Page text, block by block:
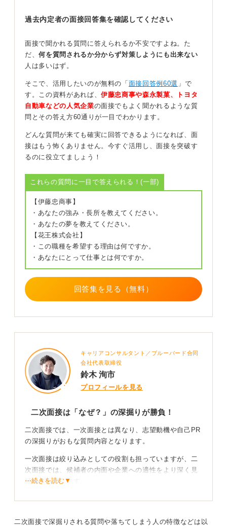
ョンまで整理しておこう
また二次面接より後、本採用が近くなればなるほどに、
が聞かれるようになるでしょう。
漠然としたものではなく、具体的な形で答えられるよう
にしてください。
場合によっては、実際のトラブルなどを例に挙げ、「あ
なたはこのようなトラブルが客先で起きてしまった際、
どのように対応するのが良いと思いますか？」など、実
就活をするのであれば当然かも知れませんが、希望する
企業に入社した後について、可能な限り明確に具体的に
イメージをしておくことが重要です。
0
過去内定者の面接回答集を確認してください
面接で聞かれる質問に答えられるか不安ですよね。た
だ、何を質問されるか分からず対策しようにも出来ない
人は多いはず。
そこで、活用したいのが無料の「 面接回答例60選 」で
す。この資料があれば、伊藤忠商事や森永製菓、トヨタ
自動車などの人気企業の面接でもよく聞かれるような質
問とその答え方60通りが一目でわかります。
どんな質問が来ても確実に回答できるようになれば、面
接はもう怖くありません。今すぐ活用し、面接を突破す
るのに役立てましょう！
これらの質問に一目で答えられる！(一部)
【伊藤忠商事】
・あなたの強み・長所を教えてください。
・あなたの夢を教えてください。
【花王株式会社】
・この職種を希望する理由は何ですか。
・あなたにとって仕事とは何ですか。
回答集を見る（無料）
キャリアコンサルタント／ブルーバード合同
会社代表取締役
鈴木 洵市
プロフィールを見る
二次面接は「なぜ？」の深掘りが勝負！
二次面接では、一次面接とは異なり、志望動機や自己PR
の深掘りがおもな質問内容となります。
一次面接は絞り込みとしての役割も担っていますが、二
次面接では、候補者の内面や企業への適性をより深く見
極めようとします。
⋯続きを読む▼
二次面接で深掘りされる質問や落ちてしまう人の特徴などは以